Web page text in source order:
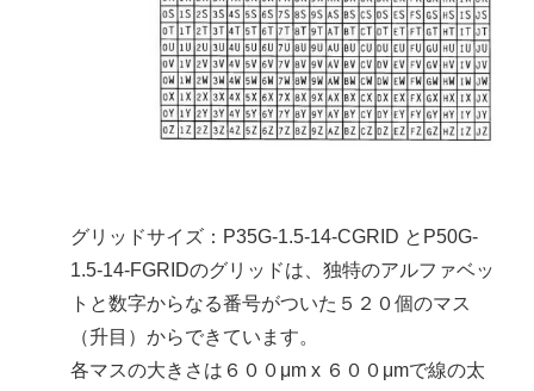
グリッドサイズ：P35G-1.5-14-CGRID とP50G-
1.5-14-FGRIDのグリッドは、独特のアルファベッ
トと数字からなる番号がついた５２０個のマス
（升目）からできています。
各マスの大きさは６００μm x ６００μmで線の太